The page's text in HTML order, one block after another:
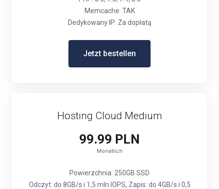
Memcache: TAK
Dedykowany IP: Za dopłatą
Jetzt bestellen
Hosting Cloud Medium
99.99 PLN
Monatlich
Powierzchnia: 250GB SSD
Odczyt: do 8GB/s i 1,5 mln IOPS, Zapis: do 4GB/s i 0,5